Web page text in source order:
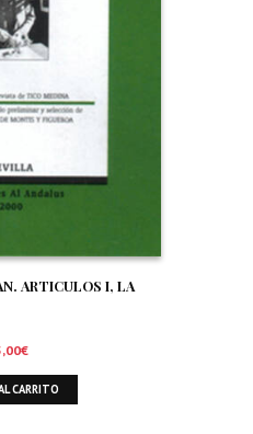
ARTICULOS I, LA
€
CARRITO